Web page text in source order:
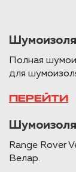
Полная
для
ПЕРЕЙТИ
Range Rover
Велар.